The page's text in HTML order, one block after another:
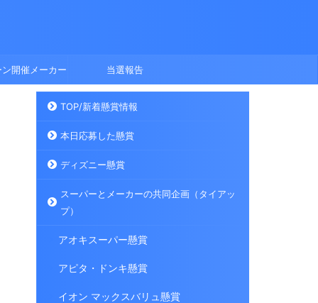
開催メーカー 当選報告
TOP/新着懸賞情報
本日応募した懸賞
ディズニー懸賞
スーパーとメーカーの共同企画（タイアッ
プ）
アオキスーパー懸賞
アピタ・ドンキ懸賞
イオン マックスバリュ懸賞